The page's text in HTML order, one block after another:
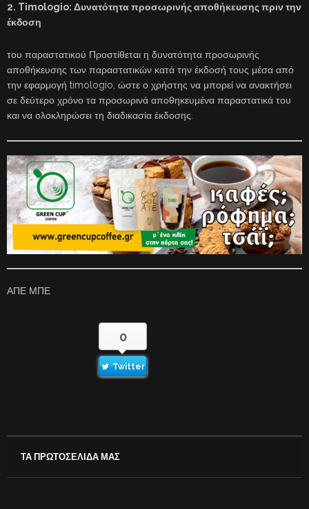
2. Timologio: Δυνατότητα προσωρινής αποθήκευσης πριν την
έκδοση
του παραστατικού Προστίθεται η δυνατότητα προσωρινής
αποθήκευσης των παραστατικών κατά την έκδοσή τους μέσα από
την εφαρμογή timologio, ώστε ο χρήστης να μπορεί να ανακτήσει
σε δεύτερο χρόνο τα προσωρινά αποθηκευμένα παραστατικά του
και να ολοκληρώσει τη διαδικασία έκδοσης.
ΑΠΕ ΜΠΕ
0
Twitter
ΤΑ ΠΡΩΤΟΣΕΛΙΔΑ ΜΑΣ